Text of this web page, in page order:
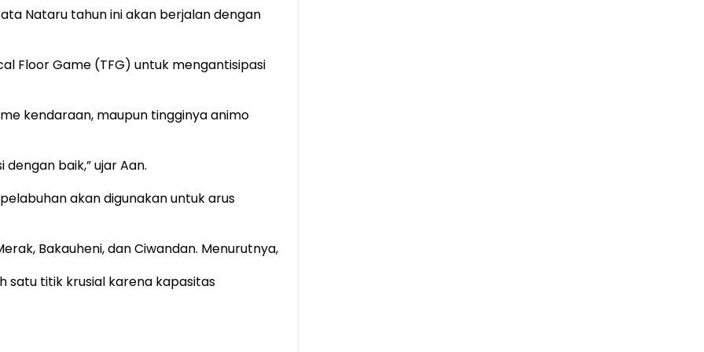
Nataru tahun ini akan berjalan dengan
Floor Game (TFG) untuk mengantisipasi
kendaraan, maupun tingginya animo
baik,” ujar Aan.
akan digunakan untuk arus
Bakauheni, dan Ciwandan. Menurutnya,
satu titik krusial karena kapasitas